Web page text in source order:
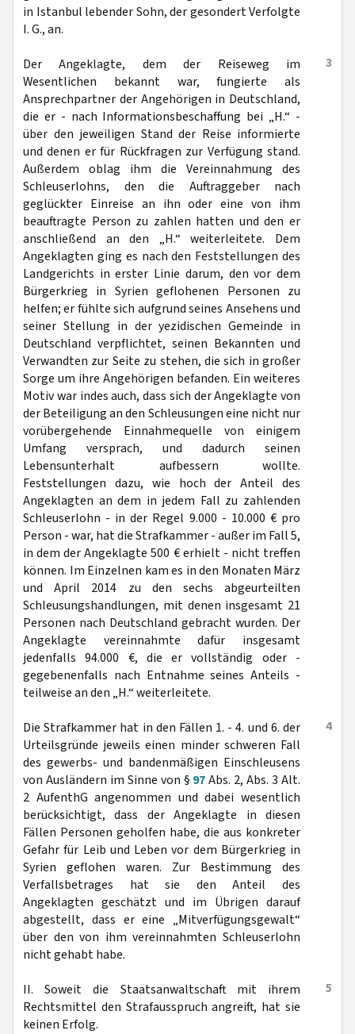
in Istanbul lebender Sohn, der gesondert Verfolgte
I. G., an.
3
Der Angeklagte, dem der Reiseweg im
Wesentlichen bekannt war, fungierte als
Ansprechpartner der Angehörigen in Deutschland,
die er - nach Informationsbeschaffung bei „H.“ -
über den jeweiligen Stand der Reise informierte
und denen er für Rückfragen zur Verfügung stand.
Außerdem oblag ihm die Vereinnahmung des
Schleuserlohns, den die Auftraggeber nach
geglückter Einreise an ihn oder eine von ihm
beauftragte Person zu zahlen hatten und den er
anschließend an den „H.“ weiterleitete. Dem
Angeklagten ging es nach den Feststellungen des
Landgerichts in erster Linie darum, den vor dem
Bürgerkrieg in Syrien geflohenen Personen zu
helfen; er fühlte sich aufgrund seines Ansehens und
seiner Stellung in der yezidischen Gemeinde in
Deutschland verpflichtet, seinen Bekannten und
Verwandten zur Seite zu stehen, die sich in großer
Sorge um ihre Angehörigen befanden. Ein weiteres
Motiv war indes auch, dass sich der Angeklagte von
der Beteiligung an den Schleusungen eine nicht nur
vorübergehende Einnahmequelle von einigem
Umfang versprach, und dadurch seinen
Lebensunterhalt aufbessern wollte.
Feststellungen dazu, wie hoch der Anteil des
Angeklagten an dem in jedem Fall zu zahlenden
Schleuserlohn - in der Regel 9.000 - 10.000 € pro
Person - war, hat die Strafkammer - außer im Fall 5,
in dem der Angeklagte 500 € erhielt - nicht treffen
können. Im Einzelnen kam es in den Monaten März
und April 2014 zu den sechs abgeurteilten
Schleusungshandlungen, mit denen insgesamt 21
Personen nach Deutschland gebracht wurden. Der
Angeklagte vereinnahmte dafür insgesamt
jedenfalls 94.000 €, die er vollständig oder -
gegebenenfalls nach Entnahme seines Anteils -
teilweise an den „H.“ weiterleitete.
4
Die Strafkammer hat in den Fällen 1. - 4. und 6. der
Urteilsgründe jeweils einen minder schweren Fall
des gewerbs- und bandenmäßigen Einschleusens
von Ausländern im Sinne von § 97Abs. 2, Abs. 3 Alt.
2 AufenthG angenommen und dabei wesentlich
berücksichtigt, dass der Angeklagte in diesen
Fällen Personen geholfen habe, die aus konkreter
Gefahr für Leib und Leben vor dem Bürgerkrieg in
Syrien geflohen waren. Zur Bestimmung des
Verfallsbetrages hat sie den Anteil des
Angeklagten geschätzt und im Übrigen darauf
abgestellt, dass er eine „Mitverfügungsgewalt“
über den von ihm vereinnahmten Schleuserlohn
nicht gehabt habe.
5
II. Soweit die Staatsanwaltschaft mit ihrem
Rechtsmittel den Strafausspruch angreift, hat sie
keinen Erfolg.